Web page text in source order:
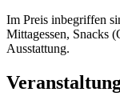
Im Preis inbegriffen
Mittagessen, Snacks
Ausstattung.